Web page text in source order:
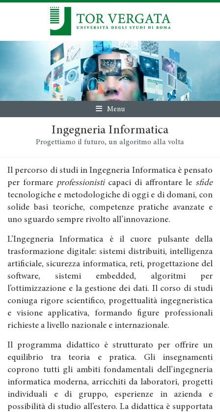
Menu
Ingegneria Informatica
Progettiamo il futuro, un algoritmo alla volta
Il percorso di studi in Ingegneria Informatica è pensato
per formare professionisticapaci di affrontare le sfide
tecnologiche e metodologiche di oggi e di domani, con
solide basi teoriche, competenze pratiche avanzate e
uno sguardo sempre rivolto all’innovazione.
L’Ingegneria Informatica è il cuore pulsante della
trasformazione digitale: sistemi distribuiti, intelligenza
artificiale, sicurezza informatica, reti, progettazione del
software, sistemi embedded, algoritmi per
l’ottimizzazione e la gestione dei dati. Il corso di studi
coniuga rigore scientifico, progettualità ingegneristica
e visione applicativa, formando figure professionali
richieste a livello nazionale e internazionale.
Il programma didattico è strutturato per offrire un
equilibrio tra teoria e pratica. Gli insegnamenti
coprono tutti gli ambiti fondamentali dell’ingegneria
informatica moderna, arricchiti da laboratori, progetti
individuali e di gruppo, esperienze in azienda e
possibilità di studio all’estero. La didattica è supportata